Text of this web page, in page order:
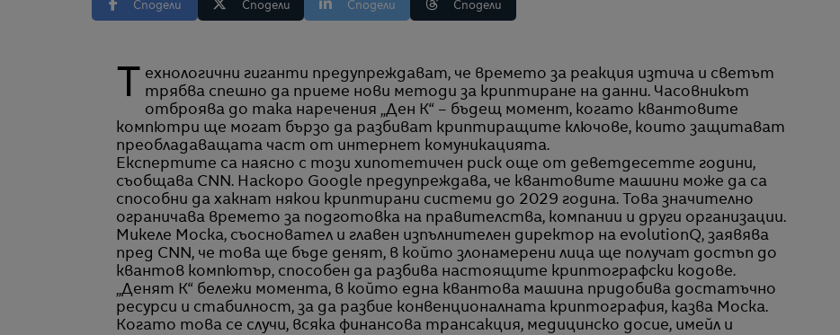
Сподели Сподели Сподели Сподели
Технологични гиганти предупреждават, че времето за реакция изтича и светът
трябва спешно да приеме нови методи за криптиране на данни. Часовникът
отброява до така наречения „Ден К“ – бъдещ момент, когато квантовите
компютри ще могат бързо да разбиват криптиращите ключове, които защитават
преобладаващата част от интернет комуникацията.
Експертите са наясно с този хипотетичен риск още от деветдесетте години,
съобщава CNN. Наскоро Google предупреждава, че квантовите машини може да са
способни да хакнат някои криптирани системи до 2029 година. Това значително
ограничава времето за подготовка на правителства, компании и други организации.
Микеле Моска, съосновател и главен изпълнителен директор на evolutionQ, заявява
пред CNN, че това ще бъде денят, в който злонамерени лица ще получат достъп до
квантов компютър, способен да разбива настоящите криптографски кодове.
„Денят К“ бележи момента, в който една квантова машина придобива достатъчно
ресурси и стабилност, за да разбие конвенционалната криптография, казва Моска.
Когато това се случи, всяка финансова трансакция, медицинско досие, имейл и